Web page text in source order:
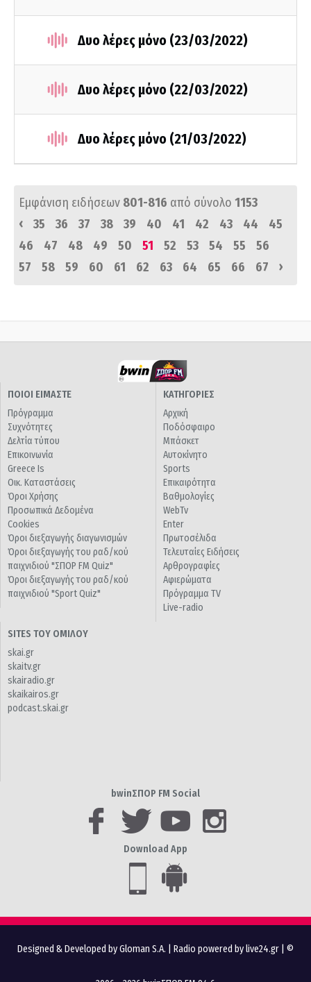
Δυο λέρες μόνο (23/03/2022)
Δυο λέρες μόνο (22/03/2022)
Δυο λέρες μόνο (21/03/2022)
Εμφάνιση ειδήσεων 801-816 από σύνολο 1153
‹
35 36 37 38 39 40 41 42 43 44
45
46
47 48 49 50 51 52 53 54 55
56
57
58 59 60 61 62 63 64 65 66 67 ›
ΠΟΙΟΙ ΕΙΜΑΣΤΕ
Πρόγραμμα
Συχνότητες
Δελτία τύπου
Επικοινωνία
Greece Is
Οικ. Καταστάσεις
Όροι Χρήσης
Προσωπικά Δεδομένα
Cookies
Όροι διεξαγωγής διαγωνισμών
Όροι διεξαγωγής του ραδ/κού
παιχνιδιού "ΣΠΟΡ FM Quiz"
Όροι διεξαγωγής του ραδ/κού
παιχνιδιού "Sport Quiz"
ΚΑΤΗΓΟΡΙΕΣ
Αρχική
Ποδόσφαιρο
Μπάσκετ
Αυτοκίνητο
Sports
Επικαιρότητα
Βαθμολογίες
WebTv
Enter
Πρωτοσέλιδα
Τελευταίες Ειδήσεις
Αρθρογραφίες
Αφιερώματα
Πρόγραμμα TV
Live-radio
SITES ΤΟΥ ΟΜΙΛΟΥ
skai.gr
skaitv.gr
skairadio.gr
skaikairos.gr
podcast.skai.gr
bwinΣΠΟΡ FM Social
Download App
Designed & Developed by Gloman S.A. Radio powered by live24.gr | ©